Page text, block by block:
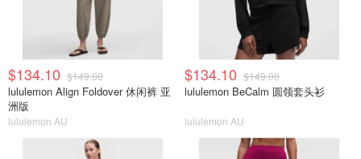
$134.10 $149.00
lululemon Align Foldover 休闲裤 亚
洲版
lululemon AU
$134.10 $149.00
lululemon BeCalm 圆领套头衫
lululemon AU